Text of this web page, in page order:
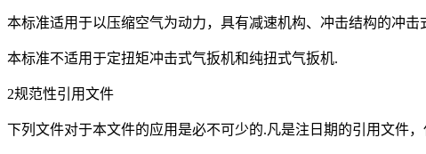
本标准适用于以压缩空气为动力，具有减速机构、冲击结构的冲
本标准不适用于定扭矩冲击式气扳机和纯扭式气扳机.
2规范性引用文件
下列文件对于本文件的应用是必不可少的.凡是注日期的引用文件